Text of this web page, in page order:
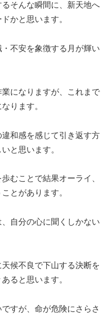
そんな瞬間に、新天地へ
かと思います。
不安を象徴する月が輝い
になりますが、これまで
ります。
和感を感じて引き返す方
と思います。
むことで結果オーライ、
とがあります。
自分の心に聞くしかない
天候不良で下山する決断を
ると思います。
すが、命が危険にさらさ